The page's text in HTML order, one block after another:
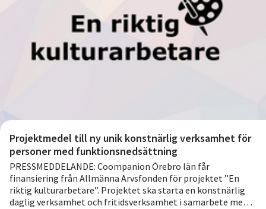
utvecklas? Behandlar vi alla lika utifrån kön? På vilket sätt
Utfallet blev 50 personer som fick arbete, praktik och 34 har
påbörjat högre studier. Totalt 84.
Projektmedel till ny unik konstnärlig verksamhet för
personer med funktionsnedsättning
PRESSMEDDELANDE: Coompanion Örebro län får
finansiering från Allmänna Arvsfonden för projektet ”En
riktig kulturarbetare”. Projektet ska starta en konstnärlig
daglig verksamhet och fritidsverksamhet i samarbete med